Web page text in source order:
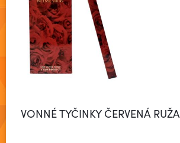
VONNÉ TYČINKY ČERVENÁ RUŽA